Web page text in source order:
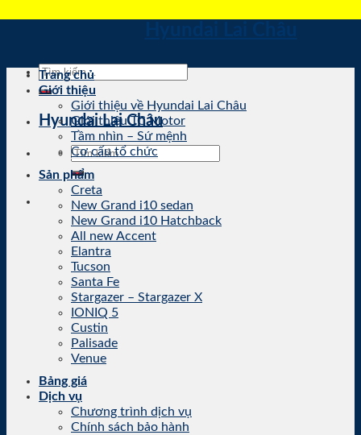
Tìm
kiếm:
Hyundai Lai Châu
Tìm
kiếm:
Trang chủ
Giới thiệu
Giới thiệu về Hyundai Lai Châu
Giới thiệu TC Motor
Tầm nhìn – Sứ mệnh
Cơ cấu tổ chức
Sản phẩm
Creta
New Grand i10 sedan
New Grand i10 Hatchback
All new Accent
Elantra
Tucson
Santa Fe
Stargazer – Stargazer X
IONIQ 5
Custin
Palisade
Venue
Bảng giá
Dịch vụ
Chương trình dịch vụ
Chính sách bảo hành